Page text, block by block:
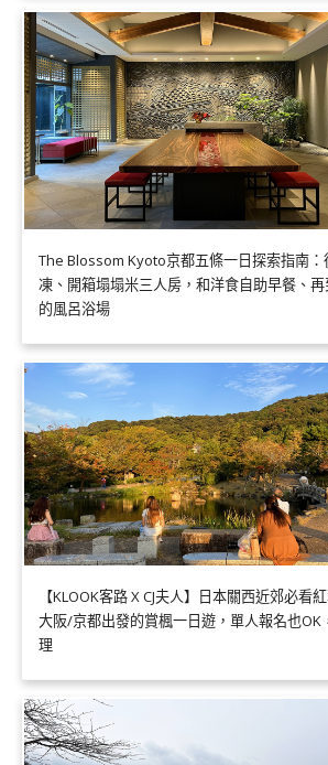
The Blossom Kyoto京都五條一日探索指南
凍、開箱塌塌米三人房，和洋食自助早餐、
的風呂浴場
【KLOOK客路 X CJ夫人】日本關西近郊必看
大阪/京都出發的賞楓一日遊，單人報名也OK
理